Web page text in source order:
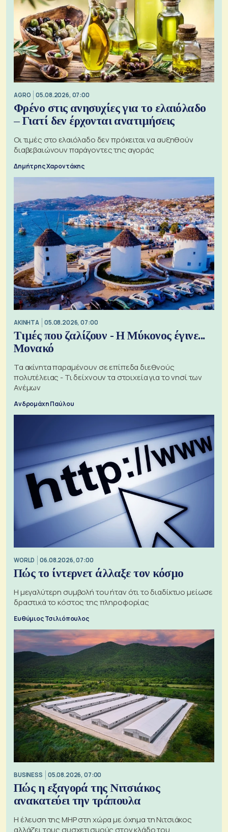
AGRO 05.08.2026, 07:00
Φρένο στις ανησυχίες για το ελαιόλαδο
– Γιατί δεν έρχονται ανατιμήσεις
Οι τιμές στο ελαιόλαδο δεν πρόκειται να αυξηθούν
διαβεβαιώνουν παράγοντες της αγοράς
Δημήτρης Χαροντάκης
ΑΚΙΝΗΤΑ 05.08.2026, 07:00
Τιμές που ζαλίζουν - Η Μύκονος έγινε...
Μονακό
Τα ακίνητα παραμένουν σε επίπεδα διεθνούς
πολυτέλειας - Τι δείχνουν τα στοιχεία για το νησί των
Ανέμων
Ανδρομάχη Παύλου
WORLD 06.08.2026, 07:00
Πώς το ίντερνετ άλλαξε τον κόσμο
Η μεγαλύτερη συμβολή του ήταν ότι το διαδίκτυο μείωσε
δραστικά το κόστος της πληροφορίας
Ευθύμιος Τσιλιόπουλος
BUSINESS 05.08.2026, 07:00
Πώς η εξαγορά της Νιτσιάκος
ανακατεύει την τράπουλα
H έλευση της MHP στη χώρα με όχημα τη Νιτσιάκος
αλλάζει τους συσχετισμούς στον κλάδο του